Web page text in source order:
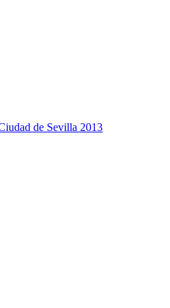
de Sevilla 2013